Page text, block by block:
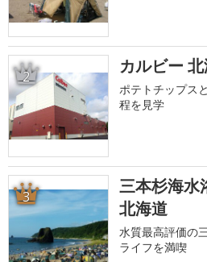
2 カルビー
ポテトチップス
程を見学
3
三本杉海水
北海道
水質最高評価の
ライフを満喫